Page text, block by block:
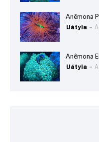
Anêmona
Uátyla
Anêmona
Uátyla